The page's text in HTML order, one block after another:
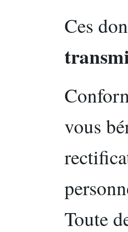
Ces
vous
Toute